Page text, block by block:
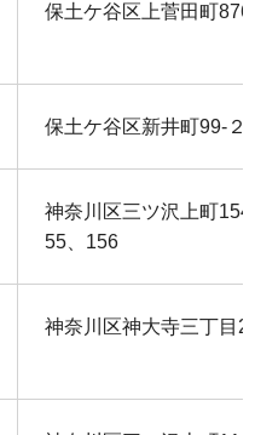
保土ケ谷区上菅田町
保土ケ谷区新井町99-２
神奈川区三ツ沢上町
55、156
神奈川区神大寺三丁目